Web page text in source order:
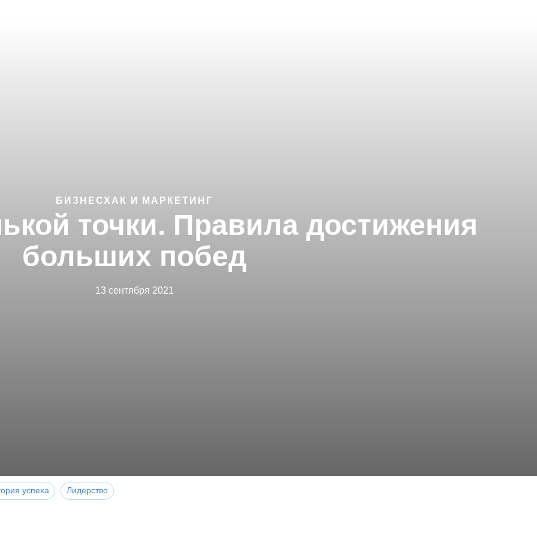
БИЗНЕСХАК И МАРКЕТИНГ
точки. Правила достижения
больших побед
13 сентября 2021
успеха Лидерство